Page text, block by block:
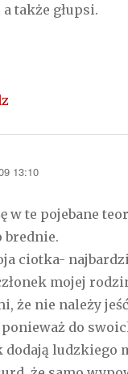
także głupsi.
13:10
w te pojebane
brednie.
ciotka-
mojej
że nie należy
do
dodają ludzkiego